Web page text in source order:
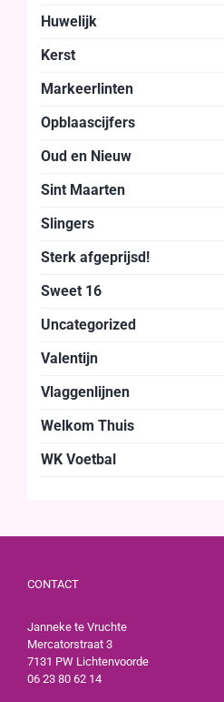
Huwelijk
Kerst
Markeerlinten
Opblaascijfers
Oud en Nieuw
Sint Maarten
Slingers
Sterk afgeprijsd!
Sweet 16
Uncategorized
Valentijn
Vlaggenlijnen
Welkom Thuis
WK Voetbal
CONTACT
Janneke te Vruchte
Mercatorstraat 3
7131 PW Lichtenvoorde
06 23 80 62 14